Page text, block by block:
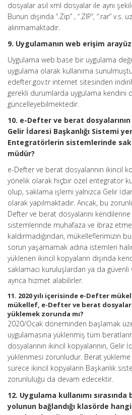
dosyalar asıl xml dosyalar ile aynı
Bunun dışında “.Zip” , “.ZIP”, “.rar”
alınmamaktadır.
9. Uygulamanın web erişim
Uygulama web base bir uygulama
uygulama olarak kullanıma
edefter.gov.tr internet sitesinden
gerekli durumlarda uygulama kendini
güncelleyebilmektedir.
10. e-Defter ve berat
Gelir İdaresi Başkanlığı Sistemi
Entegratörlerin sistemlerinde
müdür?
e-Defter ve berat dosyalarının ikincil
yönelik olarak hiçbir özel entegratör
olup, saklama işlemi yalnızca Gelir
olarak yapılmaktadır. Ancak, bu
Defter ve berat dosyalarını
sistemlerinde muhafaza ve ibraz
kaldırmadığından, mükelleflerimizin
sorun yaşamamak adına istemleri
yüklenen ikincil kopyaların dışında
saklamacı kuruluşlardan ya da
ayrıca hizmet alabilirler.
11. 2020 yılı içerisinde e-Defter
mükellef, e-Defter ve berat
yüklemek zorunda mı?
2020/Ocak döneminden başlamak
uygulamasına yüklenmiş tüm
dosyalarının ikincil kopyalarının, Gelir
yüklenmesi zorunludur. Berat
sürece ikincil kopyaların Başkanlık
zorunluluğu da devam edecektir.
12. Uygulama kullanımı
yolunun bağlandığı klasörde